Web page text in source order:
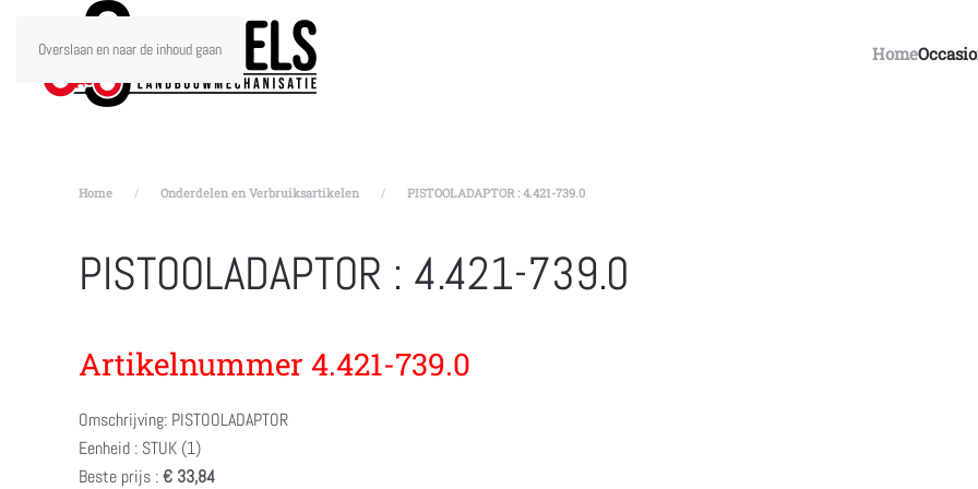
Overslaan en naar de inhoud gaan Home
Home Onderdelen en Verbruiksartikelen PISTOOLADAPTOR : 4.421-739.0
PISTOOLADAPTOR : 4.421-739.0
Artikelnummer 4.421-739.0
Omschrijving: PISTOOLADAPTOR
Eenheid : STUK (1)
Beste prijs :€ 33,84